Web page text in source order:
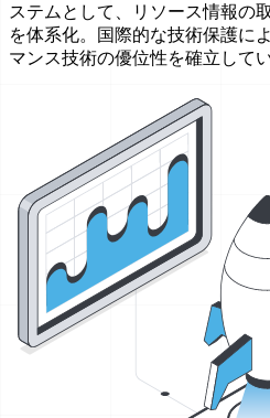
ステムとして、リソース情報の
を体系化。国際的な技術保護に
マンス技術の優位性を確立してい